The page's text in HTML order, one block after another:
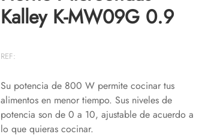
Kalley K-MW09G 0.9
REF:
Su potencia de 800 W permite cocinar tus
alimentos en menor tiempo. Sus niveles de
potencia son de 0 a 10, ajustable de acuerdo a
lo que quieras cocinar.